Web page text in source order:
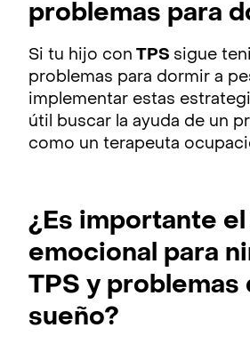
problemas para
Si tu hijo con TPS sigue
problemas para dormir a
implementar estas
útil buscar la ayuda de un
como un terapeuta
¿Es importante el
emocional para
TPS y problemas
sueño?